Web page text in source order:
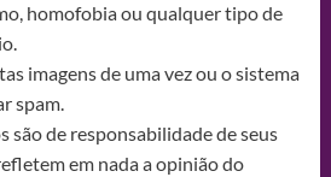
homofobia ou qualquer tipo de
imagens de uma vez ou o sistema
spam.
são de responsabilidade de seus
em nada a opinião do